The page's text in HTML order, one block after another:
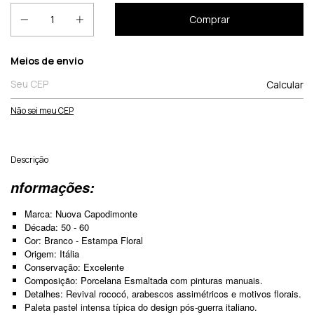
Entregas para o CEP:
Meios de envio
Calcular
Não sei meu CEP
Descrição
nformações:
Marca: Nuova Capodimonte
Década: 50 - 60
Cor: Branco - Estampa Floral
Origem: Itália
Conservação: Excelente
Composição: Porcelana Esmaltada com pinturas manuais.
Detalhes: Revival rococó, arabescos assimétricos e motivos florais.
Paleta pastel intensa típica do design pós-guerra italiano.